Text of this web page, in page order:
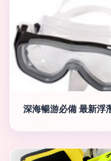
深海暢游必備 最新浮